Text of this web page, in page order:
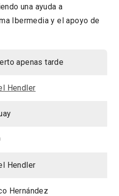
una ayuda a
Ibermedia y el apoyo de
apenas tarde
Hendler
Hendler
Hernández